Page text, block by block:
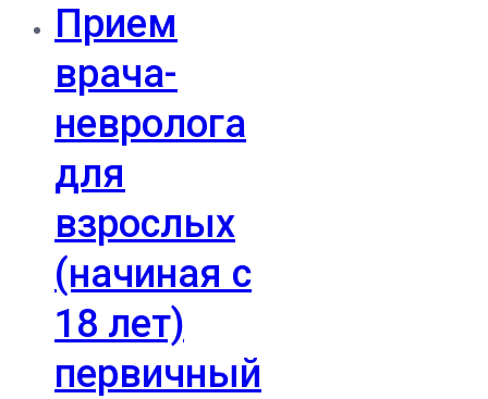
Прием
врача-
невролога
для
взрослых
(начиная с
18 лет)
первичный